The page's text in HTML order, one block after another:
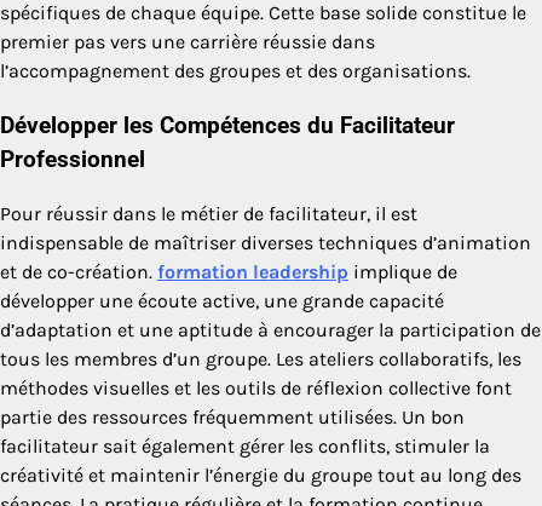
spécifiques de chaque équipe. Cette base solide constitue le
premier pas vers une carrière réussie dans
l’accompagnement des groupes et des organisations.
Développer les Compétences du Facilitateur
Professionnel
Pour réussir dans le métier de facilitateur, il est
indispensable de maîtriser diverses techniques d’animation
et de co-création. formation leadership implique de
développer une écoute active, une grande capacité
d’adaptation et une aptitude à encourager la participation de
tous les membres d’un groupe. Les ateliers collaboratifs, les
méthodes visuelles et les outils de réflexion collective font
partie des ressources fréquemment utilisées. Un bon
facilitateur sait également gérer les conflits, stimuler la
créativité et maintenir l’énergie du groupe tout au long des